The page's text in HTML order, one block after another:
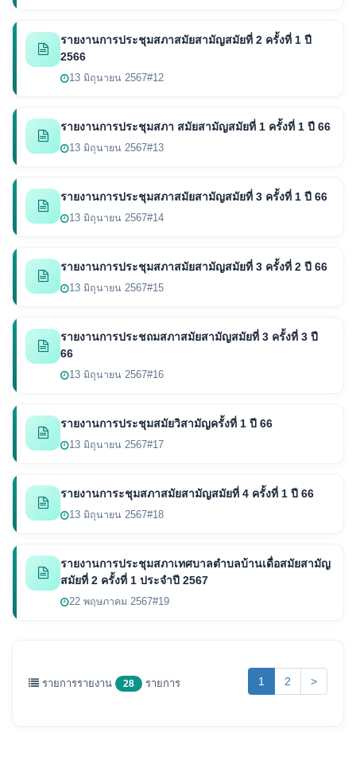
รายงานการประชุมสภาสมัยสามัญสมัยที่ 2 ครั้งที่ 1 ปี
2566
13 มิถุนายน 2567#12
รายงานการประชุมสภา สมัยสามัญสมัยที่ 1 ครั้งที่ 1 ปี 66
13 มิถุนายน 2567#13
รายงานการประชุมสภาสมัยสามัญสมัยที่ 3 ครั้งที่ 1 ปี 66
13 มิถุนายน 2567#14
รายงานการประชุมสภาสมัยสามัญสมัยที่ 3 ครั้งที่ 2 ปี 66
13 มิถุนายน 2567#15
รายงานการประชถมสภาสมัยสามัญสมัยที่ 3 ครั้งที่ 3 ปี
66
13 มิถุนายน 2567#16
รายงานการประชุมสมัยวิสามัญครั้งที่ 1 ปี 66
13 มิถุนายน 2567#17
รายงานการะชุมสภาสมัยสามัญสมัยที่ 4 ครั้งที่ 1 ปี 66
13 มิถุนายน 2567#18
รายงานการประชุมสภาเทศบาลตำบลบ้านเดื่อสมัยสามัญ
สมัยที่ 2 ครั้งที่ 1 ประจำปี 2567
22 พฤษภาคม 2567#19
รายการรายงาน 28 รายการ 1 (current)
2 >